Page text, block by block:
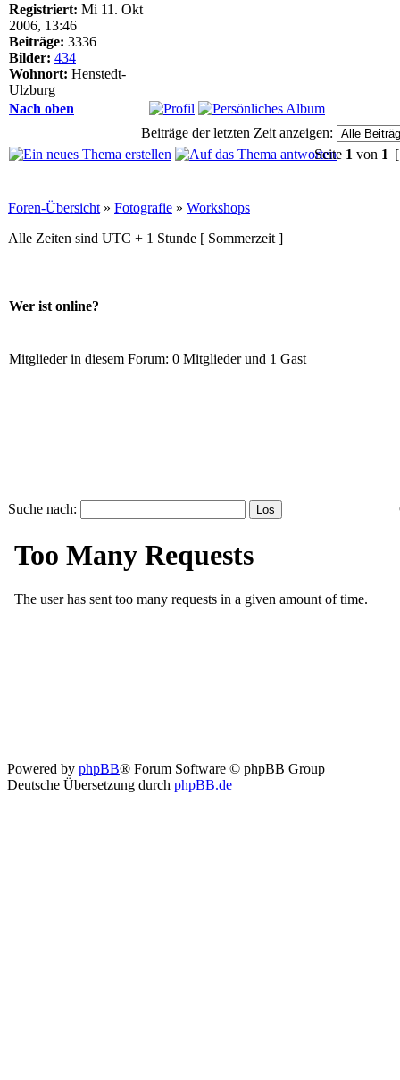
Registriert: Mi 11. Okt
2006, 13:46
Beiträge: 3336
Bilder: 434
Wohnort: Henstedt-
Ulzburg
Nach oben
Beiträge der letzten Zeit anzeigen:
Seite 1 von 1
Foren-Übersicht » Fotografie » Workshops
Alle Zeiten sind UTC + 1 Stunde [ Sommerzeit ]
Wer ist online?
Mitglieder in diesem Forum: 0 Mitglieder und 1 Gast
Suche nach:
Powered by phpBB® Forum Software © phpBB Group
Deutsche Übersetzung durch phpBB.de